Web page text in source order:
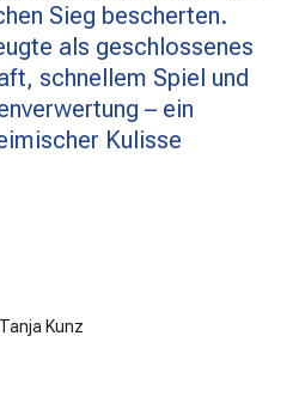
Sieg bescherten.
als geschlossenes
schnellem Spiel und
– ein
Kulisse
Kunz